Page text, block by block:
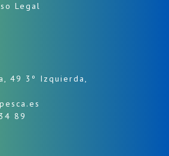
Legal
49 3º Izquierda,
89